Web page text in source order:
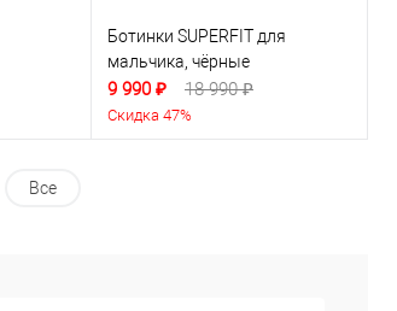
Ботинки SUPERFIT для
мальчика, чёрные
9 990 ₽ 18 990 ₽
Скидка 47%
Все